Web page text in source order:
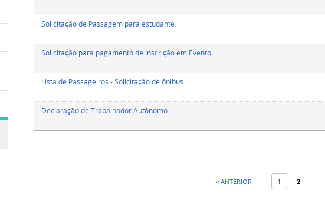
Solicitação de Passagem para estudante
Solicitação para pagamento de Inscrição em Evento
Lista de Passageiros - Solicitação de ônibus
Declaração de Trabalhador Autônomo
« ANTERIOR 1 2